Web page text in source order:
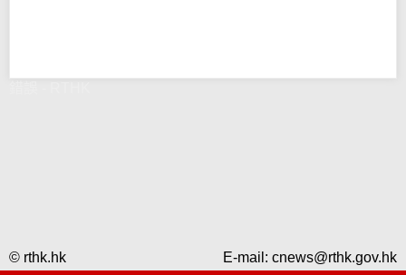
© rthk.hk E-mail: cnews@rthk.gov.hk